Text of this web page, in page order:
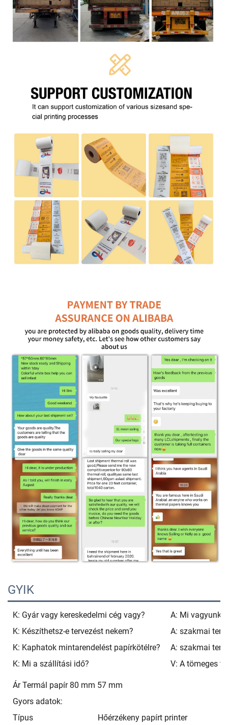
GYIK
K: Gyár vagy kereskedelmi cég vagy?
A: Mi vagyunk
K: Készíthetsz-e tervezést nekem?
A: szakmai
K: Kaphatok mintarendelést papírkötélre?
A: szakmai
K: Mi a szállítási idő?
V: A tömeges
Ár Termál papír 80 mm 57 mm
Gyors adatok:
Típus
Hőérzékeny papírt printer